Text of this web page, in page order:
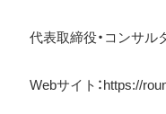
代表取締役・コンサ
Webサイト：https://